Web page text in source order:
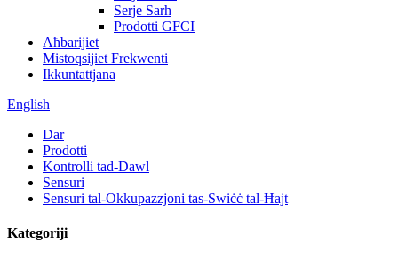
Serje Sarh
Prodotti GFCI
Aħbarijiet
Mistoqsijiet Frekwenti
Ikkuntattjana
English
Dar
Prodotti
Kontrolli tad-Dawl
Sensuri
Sensuri tal-Okkupazzjoni tas-Swiċċ tal-Ħajt
Kategoriji